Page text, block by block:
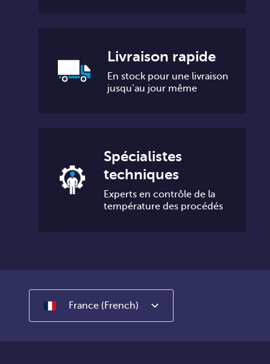
Livraison rapide
En stock pour une livraison
jusqu’au jour même
Spécialistes
techniques
Experts en contrôle de la
température des procédés
France (French)